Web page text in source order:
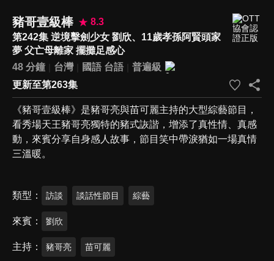
豬哥壹級棒
8.3
第242集 逆境擊劍少女 劉欣、11歲孝孫阿賢頭家
夢 父亡母離家 擺攤足感心
48 分鐘
台灣 國語 台語
普遍級
更新至第263集
《豬哥壹級棒》是豬哥亮與苗可麗主持的大型綜藝節目，
看秀場天王豬哥亮獨特的豬式詼諧，增添了真性情、真感
動，來賓分享自身感人故事，節目笑中帶淚猶如一場真情
三溫暖。
類型 訪談 談話性節目 綜藝
來賓 劉欣
主持 豬哥亮 苗可麗